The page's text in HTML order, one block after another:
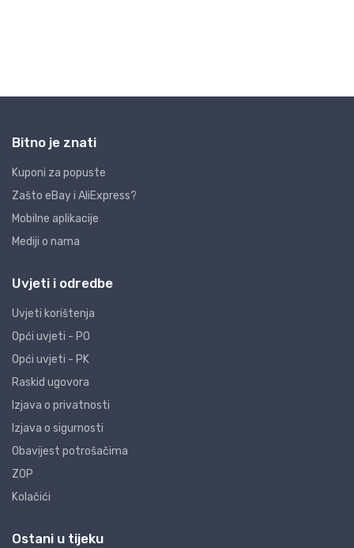
Bitno je znati
Kuponi za popuste
Zašto eBay i AliExpress?
Mobilne aplikacije
Mediji o nama
Uvjeti i odredbe
Uvjeti korištenja
Opći uvjeti - PO
Opći uvjeti - PK
Raskid ugovora
Izjava o privatnosti
Izjava o sigurnosti
Obavijest potrošačima
ZOP
Kolačići
Ostani u tijeku